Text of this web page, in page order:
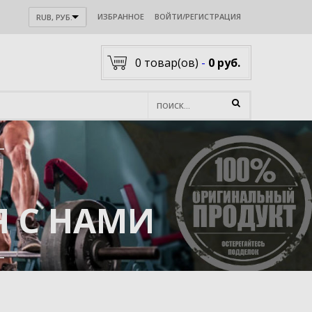
RUB, РУБ. ИЗБРАННОЕ ВОЙТИ/РЕГИСТРАЦИЯ
0 товар(ов) - 0 руб.
С НАМИ